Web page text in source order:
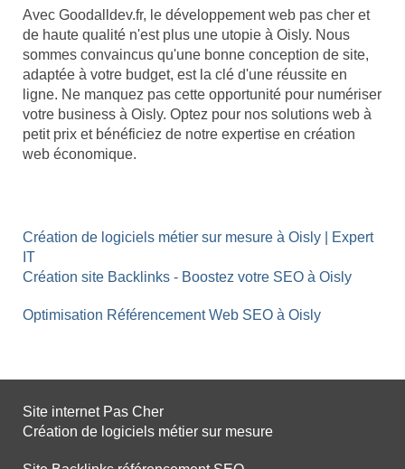
Avec Goodalldev.fr, le développement web pas cher et
de haute qualité n'est plus une utopie à Oisly. Nous
sommes convaincus qu'une bonne conception de site,
adaptée à votre budget, est la clé d'une réussite en
ligne. Ne manquez pas cette opportunité pour numériser
votre business à Oisly. Optez pour nos solutions web à
petit prix et bénéficiez de notre expertise en création
web économique.
Création de logiciels métier sur mesure à Oisly | Expert
IT
Création site Backlinks - Boostez votre SEO à Oisly
Optimisation Référencement Web SEO à Oisly
Site internet Pas Cher
Création de logiciels métier sur mesure